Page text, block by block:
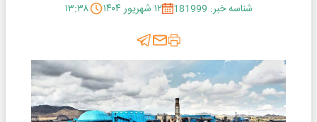
شناسه خبر: 181999
۱۲ شهریور ۱۴۰۴ ۱۳:۳۸